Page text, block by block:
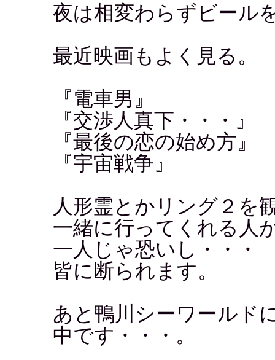
夜は相変わらずビール
最近映画もよく見る。
『電車男』
『交渉人真下・・・』
『最後の恋の始め方』
『宇宙戦争』
人形霊とかリング２を
一緒に行ってくれる人
一人じゃ恐いし・・・
皆に断られます。
あと鴨川シーワールド
中です・・・。